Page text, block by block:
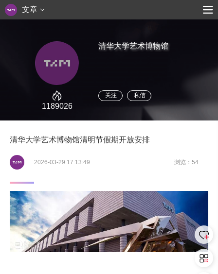
文章
1189026
清华大学艺术博物馆
关注 私信
清华大学艺术博物馆清明节假期开放安排
2026-03-29 17:13:49 浏览：54